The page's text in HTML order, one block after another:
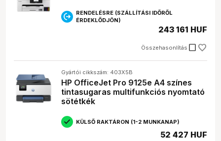
RENDELÉSRE (SZÁLLÍTÁSI IDŐRŐL
ÉRDEKLŐDJÖN)
Összehasonlítás check_box_outline_blank
243 161 HUF
Gyártói cikkszám: 403X5B
HP OfficeJet Pro 9125e A4 színes
tintasugaras multifunkciós nyomtató
sötétkék
KÜLSŐ RAKTÁRON (1-2 MUNKANAP)
52 427 HUF